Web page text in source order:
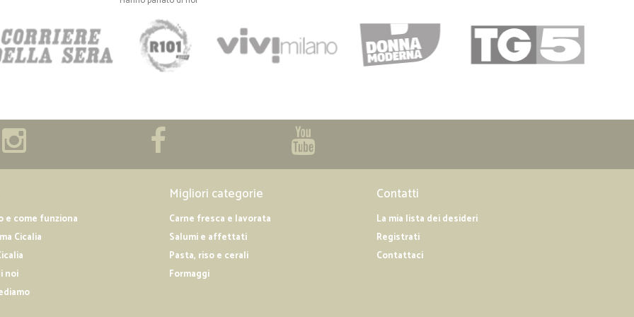
articoli che qui il mio supermercato non ha piu' Molto soddifatto e consiglio a tutti di provare
a fare shopping
e come funziona
Cicalia
noi
Migliori categorie
Carne fresca e lavorata
Salumi e affettati
Pasta, riso e cerali
Formaggi
Contatti
La mia lista dei desideri
Registrati
Contattaci